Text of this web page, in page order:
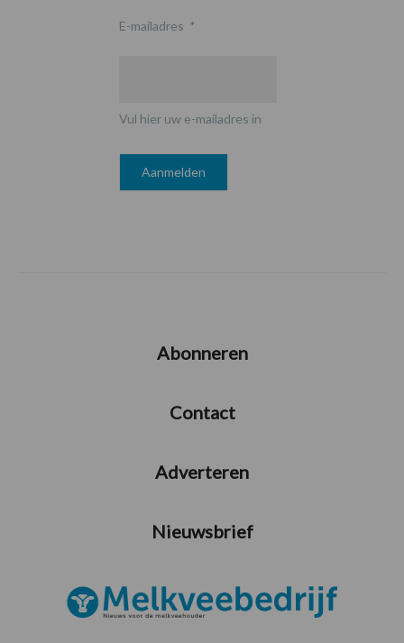
E-mailadres *
Vul hier uw e-mailadres in
Abonneren
Contact
Adverteren
Nieuwsbrief